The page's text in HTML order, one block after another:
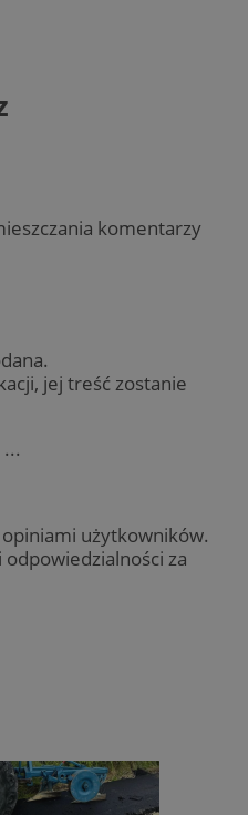
komentarzy
jej treść zostanie
użytkowników.
za